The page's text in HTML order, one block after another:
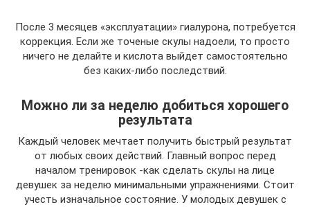
После 3 месяцев «эксплуатации» гиалурона, потребуется
коррекция. Если же точеные скулы надоели, то просто
ничего не делайте и кислота выйдет самостоятельно
без каких-либо последствий.
Можно ли за неделю добиться хорошего
результата
Каждый человек мечтает получить быстрый результат
от любых своих действий. Главный вопрос перед
началом тренировок -как сделать скулы на лице
девушек за неделю минимальными упражнениями. Стоит
учесть изначальное состояние. У молодых девушек с